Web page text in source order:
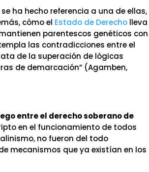
ha hecho referencia a una de ellas,
cómo el Estado de Derecho lleva
parentescos genéticos con
las contradicciones entre el
de la superación de lógicas
de demarcación” (Agamben,
entre el derecho soberano de
en el funcionamiento de todos
no fueron del todo
mecanismos que ya existían en los